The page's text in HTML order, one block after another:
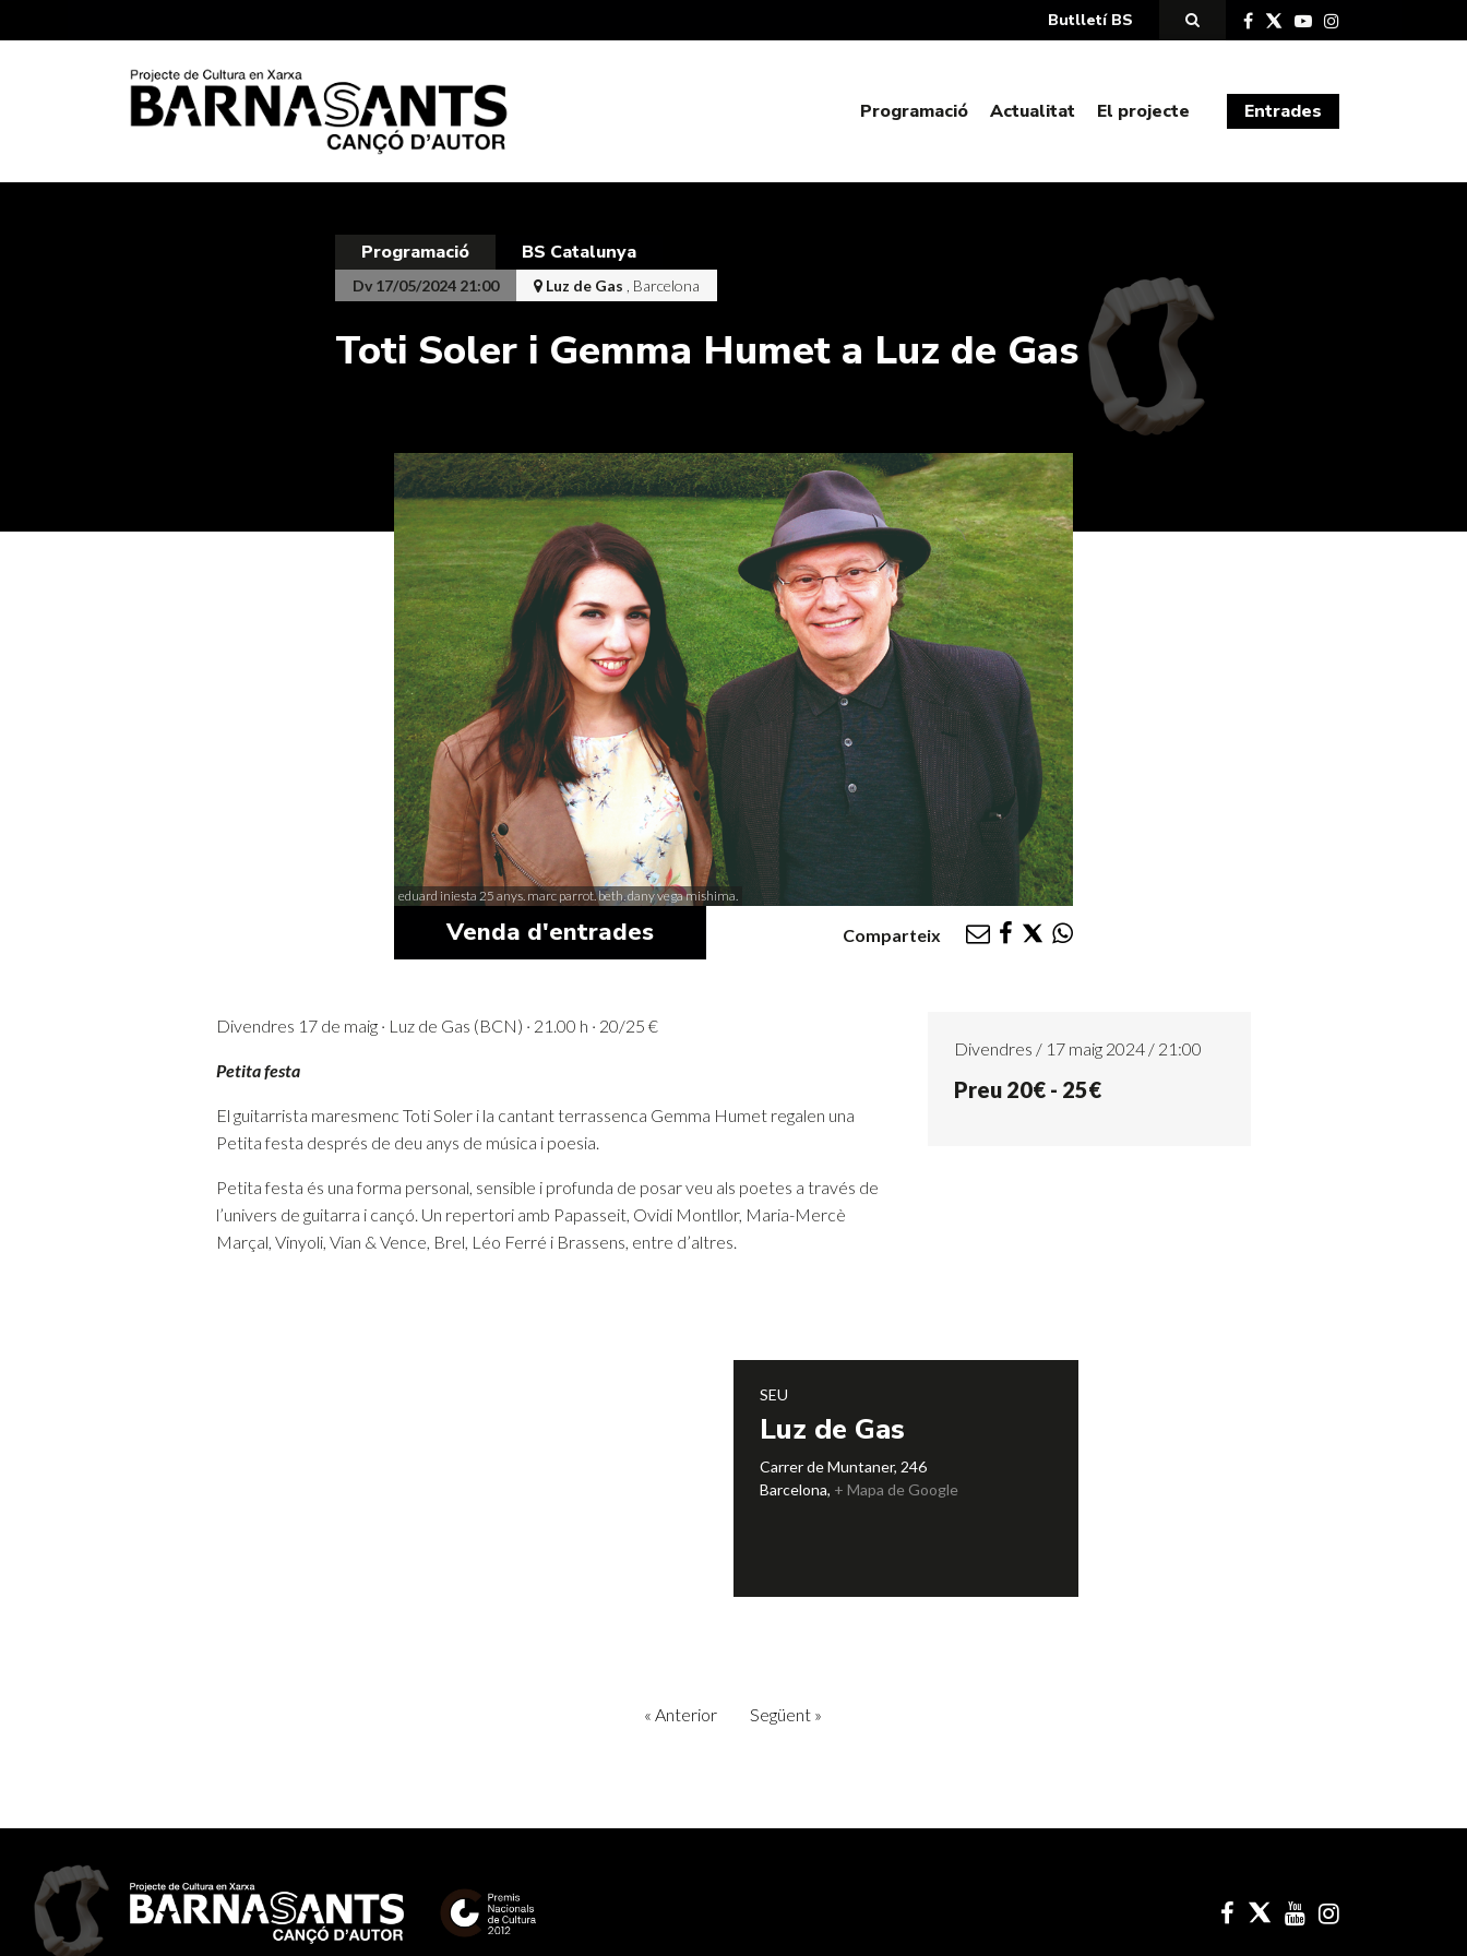
Butlletí BS
Programació Actualitat El projecte Entrades
Programació BS Catalunya
Dv 17/05/2024 21:00 Luz de Gas , Barcelona
Toti Soler i Gemma Humet a Luz de Gas
eduard iniesta 25 anys. marc parrot. beth. dany vega mishima.
Venda d'entrades Comparteix
Divendres 17 de maig · Luz de Gas (BCN) · 21.00 h · 20/25 €
Petita festa
El guitarrista maresmenc Toti Soler i la cantant terrassenca Gemma Humet regalen una
Petita festa després de deu anys de música i poesia.
Petita festa és una forma personal, sensible i profunda de posar veu als poetes a través de
l’univers de guitarra i cançó. Un repertori amb Papasseit, Ovidi Montllor, Maria-Mercè
Marçal, Vinyoli, Vian & Vence, Brel, Léo Ferré i Brassens, entre d’altres.
Divendres / 17 maig 2024 / 21:00
Preu 20€ - 25€
SEU
Luz de Gas
Carrer de Muntaner, 246
Barcelona, + Mapa de Google
« Anterior Següent »